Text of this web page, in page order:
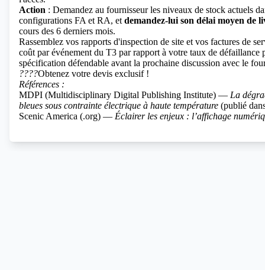
Action : Demandez au fournisseur les niveaux de stock actuels
configurations FA et RA, et demandez-lui son délai moyen de
cours des 6 derniers mois.
Rassemblez vos rapports d'inspection de site et vos factures de
coût par événement du T3 par rapport à votre taux de
spécification défendable avant la prochaine discussion avec le
????Obtenez votre devis exclusif !
Références :
MDPI (Multidisciplinary Digital Publishing Institute) — La
bleues sous contrainte électrique à haute température (publié
Scenic America (.org) — Éclairer les enjeux : l’affichage